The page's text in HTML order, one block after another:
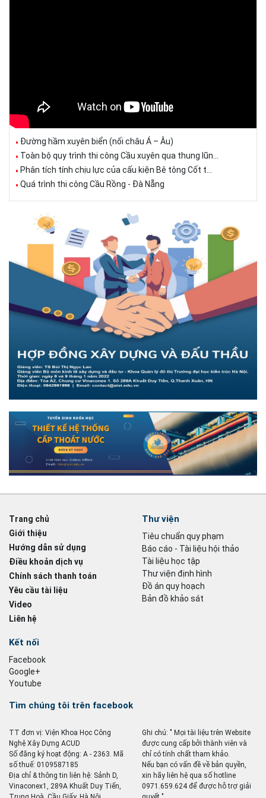
Đường hầm xuyên biển (nối châu Á – Âu)
Toàn bộ quy trình thi công Cầu xuyên qua thung lũn...
Phân tích tính chịu lực của cấu kiện Bê tông Cốt t...
Quá trình thi công Cầu Rồng - Đà Nẵng
Trang chủ
Giới thiệu
Hướng dẫn sử dụng
Điều khoản dịch vụ
Chính sách thanh toán
Yêu cầu tài liệu
Video
Liên hệ
Thư viện
Tiêu chuẩn quy phạm
Báo cáo - Tài liệu hội thảo
Tài liệu học tập
Thư viện định hình
Đồ án quy hoạch
Bản đồ khảo sát
Kết nối
Facebook
Google+
Youtube
Tìm chúng tôi trên facebook
TT đơn vị: Viện Khoa Học Công
Nghệ Xây Dựng ACUD
Số đăng ký hoạt động: A - 2363. Mã
số thuế: 0109587185
Địa chỉ & thông tin liên hệ: Sảnh D,
Vinaconex1, 289A Khuất Duy Tiến,
Ghi chú: " Mọi tài liệu trên Website
được cung cấp bởi thành viên và
chỉ có tính chất tham khảo.
Nếu bạn có vấn đề về bản quyền,
xin hãy liên hệ qua số hotline
0971.659.624 để được hỗ trợ giải